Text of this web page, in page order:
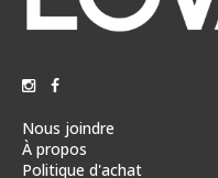
Nous joindre
À propos
Politique d'achat